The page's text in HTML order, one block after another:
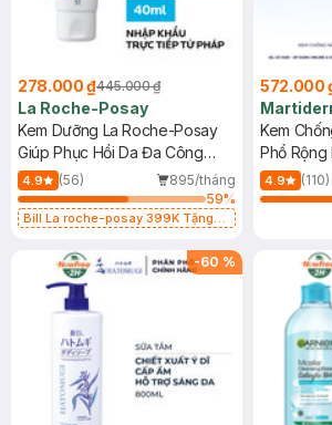
278.000 ₫445.000 ₫
La Roche-Posay
Kem Dưỡng La Roche-Posay
Giúp Phục Hồi Da Đa Công
Dụng 40ml
4.9 (56)
895/tháng
59%
Bill La roche-posay 399K Tặng
(SL có hạn)
572.000
Kem
Phổ Rộng
40ml
4.9 (110)
-60 %